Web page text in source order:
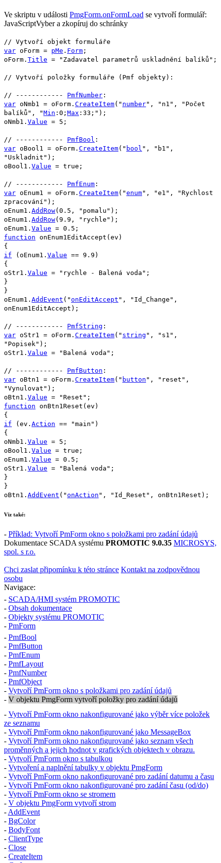
Ve skriptu v události PmgForm.onFormLoad se vytvoří formulář:
JavaScriptVyber a zkopíruj do schránky
// Vytvoří objekt formuláře
var oForm = pMe . Form ;
oForm . Title = "Zadavatel parametrů uskladnění balíků" ;
// Vytvoří položky formuláře ( Pmf objekty):
// ------------ PmfNumber :
var oNmb1 = oForm . CreateItem( " number" , "n1" ,
"Počet
balíků" , "Min :0; Max :33;" );
oNmb1 . Value = 5 ;
// ------------ PmfBool :
var oBool1 = oForm . CreateItem( " bool " , "b1" ,
"Uskladnit" );
oBool1 . Value = true ;
// ------------ PmfEnum :
var oEnum1 = oForm . CreateItem( "enum" , "e1" ,
"Rychlost
zpracování" );
oEnum1 . AddRow( 0.5 , "pomalu" );
oEnum1 . AddRow( 9.9 , "rychle" );
oEnum1 . Value = 0.5 ;
function onEnum1EditAccept ( ev )
{
if ( oEnum1 . Value == 9.9 )
{
oStr1 . Value = "rychle - Balená voda" ;
}
}
oEnum1 . AddEvent ( "onEditAccept " , "Id_Change" ,
onEnum1EditAccept );
// ------------ PmfString :
var oStr1 = oForm . CreateItem( " string " , "s1" ,
"Popisek" );
oStr1 . Value = "Balená voda" ;
// ------------ PmfButton :
var oBtn1 = oForm . CreateItem( " button " , "reset" ,
"Vynulovat" );
oBtn1 . Value = "Reset" ;
function onBtn1Reset ( ev )
{
if ( ev . Action == "main" )
{
oNmb1 . Value = 5 ;
oBool1 . Value = true ;
oEnum1 . Value = 0.5 ;
oStr1 . Value = "Balená voda" ;
}
}
oBtn1 . AddEvent ( "onAction " , "Id_Reset" , onBtn1Reset );
Viz také:
- Příklad: VytvoříPmForm okno s položkami pro zadání údajů
Dokumentace SCADA systému PROMOTIC 9.0.35 MICROSYS,
spol. s r.o.
Chci zaslat připomínku k této stránce Kontakt na zodpovědnou
osobu
Navigace:
- SCADA/HMI systém PROMOTIC
- Obsah dokumentace
- Objekty systému PROMOTIC
- PmForm
- PmfBool
- PmfButton
- PmfEnum
- PmfLayout
- PmfNumber
- PmfObject
- VytvoříPmForm okno s položkami pro zadání údajů
- V objektu PmgForm vytvoří položky pro zadání údajů
- VytvoříPmForm okno nakonfigurované jako výběr více položek
ze seznamu
- VytvoříPmForm okno nakonfigurované jako MessageBox
- VytvoříPmForm okno nakonfigurované jako seznam všech
proměnných a jejich hodnot v grafických objektech v obrazu.
- VytvoříPmForm okno s tabulkou
- Vytvoření a naplnění tabulky v objektu PmgForm
- VytvoříPmForm okno nakonfigurované pro zadání datumu a času
- VytvoříPmForm okno nakonfigurované pro zadání času (od/do)
- VytvoříPmForm okno se stromem
- V objektu PmgForm vytvoří strom
- AddEvent
- BgColor
- BodyFont
- ClientType
- Close
- CreateItem